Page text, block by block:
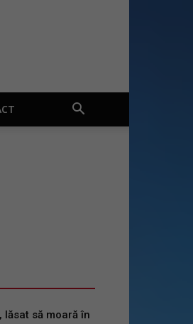
lăsat să moară în